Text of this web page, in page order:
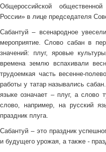
Общероссийской
России» в лице председателя
Сабантуй – всенародное
мероприятие. Слово сабан в
значений: плуг, яровые
времена землю вспахивали
трудоемкая часть весенне-
работы у татар назывались
языке означает – плуг, а слово
слово, например, на русский
праздник плуга.
Сабантуй – это праздник
и будущего урожая, а также -